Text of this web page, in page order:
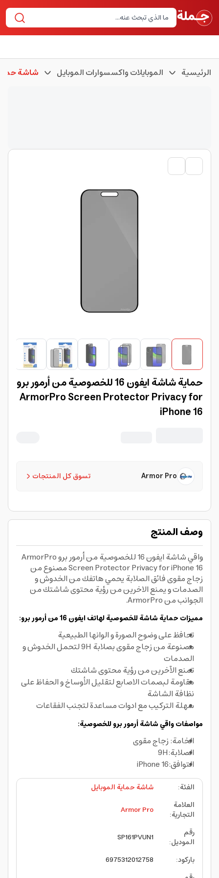
الرئيسية الموبايلات واكسسوارات الموبايل شاشة
حماية شاشة ايفون 16 للخصوصية من أرمور برو
ArmorPro Screen Protector Privacy for
iPhone 16
تسوق كل المنتجات Armor Pro
وصف المنتج
واقي شاشة ايفون 16 للخصوصية من أرمور برو ArmorPro
Screen Protector Privacy for iPhone 16 مصنوع من
زجاج مقوى فائق الصلابة يحمي هاتفك من الخدوش و
الصدمات و يمنع الاخرين من رؤية محتوى شاشتك من
الجوانب من ArmorPro.
مميزات حماية شاشة للخصوصية لهاتف ايفون 16 من أرمور برو:
تحافظ على وضوح الصورة و الوانها الطبيعية
مصنوعة من زجاج مقوى بصلابة 9H لتحمل الخدوش و
الصدمات
تمنع الآخرين من رؤية محتوى شاشتك
مقاومة لبصمات الاصابع لتقليل الأوساخ و الحفاظ على
نظافة الشاشة
سهلة التركيب مع ادوات مساعدة لتجنب الفقاعات
مواصفات واقي شاشة أرمور برو للخصوصية:
الخامة: زجاج مقوى
الصلابة:9H
التوافق:iPhone 16
الفئة:
شاشة حماية الموبايل
العلامة
التجارية:
Armor Pro
رقم
الموديل:
SP161PVUN1
باركود:
6975312012758